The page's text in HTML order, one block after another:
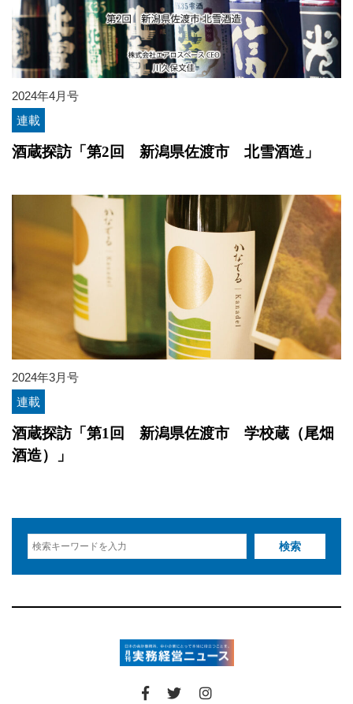
2024年4月号
連載
酒蔵探訪「第2回 新潟県佐渡市 北雪酒造」
2024年3月号
連載
酒蔵探訪「第1回 新潟県佐渡市 学校蔵（尾畑
酒造）」